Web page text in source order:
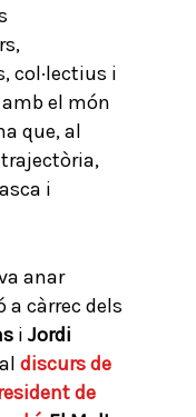
col·lectius i
el món
que, al
trajectòria,
i
anar
a càrrec dels
i Jordi
discurs de
de